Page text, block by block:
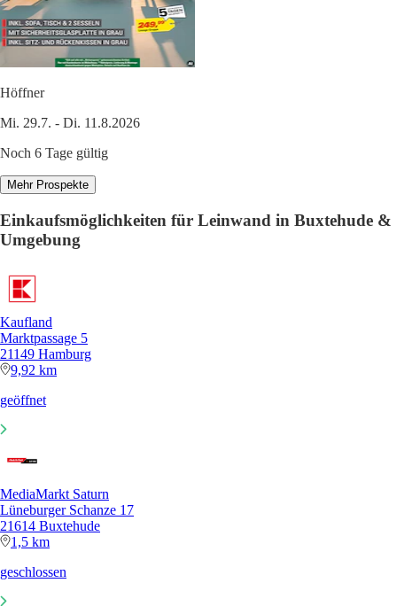
Höffner
Mi. 29.7. - Di. 11.8.2026
Noch 6 Tage gültig
Mehr Prospekte
Einkaufsmöglichkeiten für Leinwand in Buxtehude &
Umgebung
Kaufland
Marktpassage 5
21149 Hamburg
9,92 km
geöffnet
MediaMarkt Saturn
Lüneburger Schanze 17
21614 Buxtehude
1,5 km
geschlossen